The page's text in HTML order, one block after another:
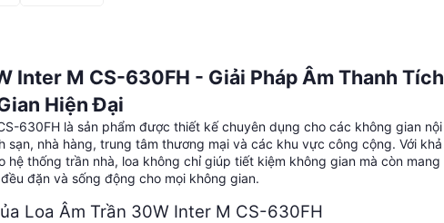
Inter M CS-630FH - Giải Pháp Âm Thanh Tích
Hiện Đại
630FH là sản phẩm được thiết kế chuyên dụng cho các không gian nội
sạn, nhà hàng, trung tâm thương mại và các khu vực công cộng. Với khả
hệ thống trần nhà, loa không chỉ giúp tiết kiệm không gian mà còn mang
đặn và sống động cho mọi không gian.
Loa Âm Trần 30W Inter M CS-630FH